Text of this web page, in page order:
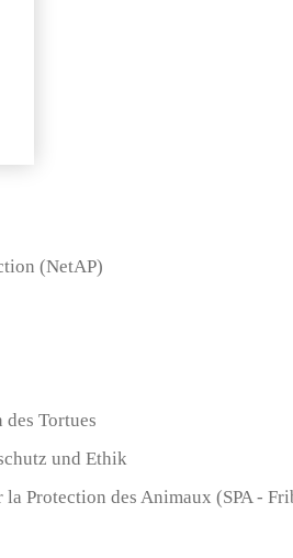
(NetAP)
Tortues
und Ethik
Protection des Animaux (SPA -